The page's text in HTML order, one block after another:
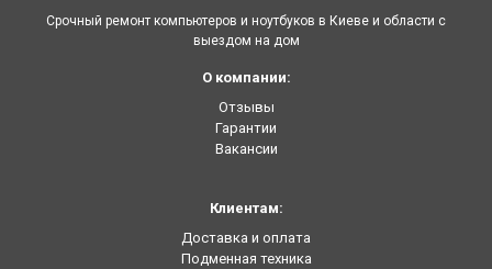
Срочный ремонт компьютеров и ноутбуков в Киеве и области с
выездом на дом
О компании:
Отзывы
Гарантии
Вакансии
Клиентам:
Доставка и оплата
Подменная техника